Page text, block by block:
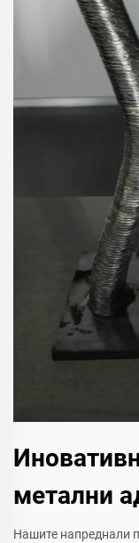
метални
Нашите напреднали